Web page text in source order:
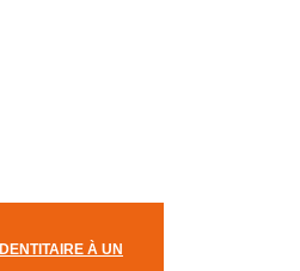
À UN